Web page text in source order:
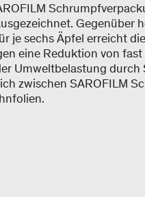
Gegenüber
je sechs Äpfel erreicht
eine Reduktion von
Umweltbelastung
zwischen SAROFILM